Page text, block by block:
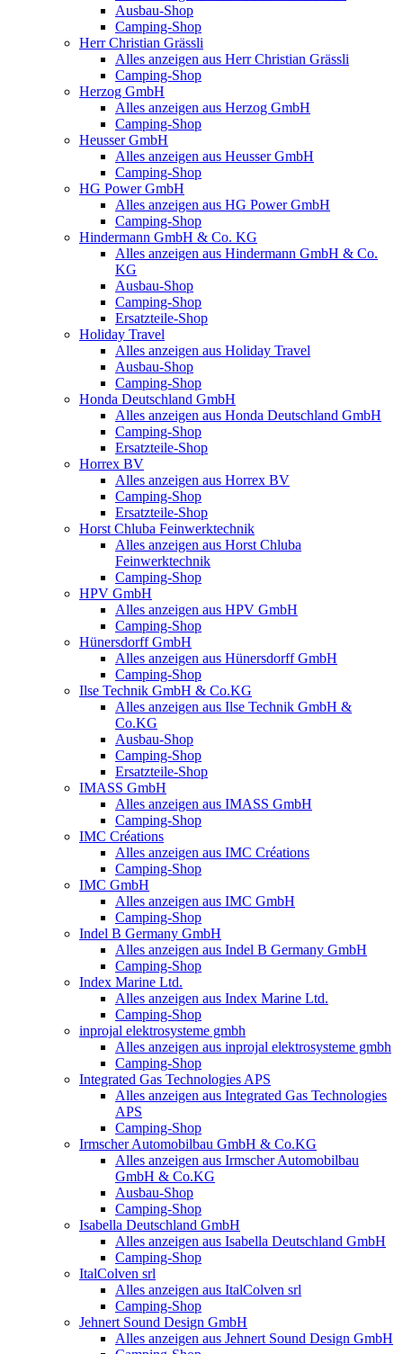
Ausbau-Shop
Camping-Shop
Herr Christian Grässli
Alles anzeigen aus Herr Christian Grässli
Camping-Shop
Herzog GmbH
Alles anzeigen aus Herzog GmbH
Camping-Shop
Heusser GmbH
Alles anzeigen aus Heusser GmbH
Camping-Shop
HG Power GmbH
Alles anzeigen aus HG Power GmbH
Camping-Shop
Hindermann GmbH & Co. KG
Alles anzeigen aus Hindermann GmbH & Co.
KG
Ausbau-Shop
Camping-Shop
Ersatzteile-Shop
Holiday Travel
Alles anzeigen aus Holiday Travel
Ausbau-Shop
Camping-Shop
Honda Deutschland GmbH
Alles anzeigen aus Honda Deutschland GmbH
Camping-Shop
Ersatzteile-Shop
Horrex BV
Alles anzeigen aus Horrex BV
Camping-Shop
Ersatzteile-Shop
Horst Chluba Feinwerktechnik
Alles anzeigen aus Horst Chluba
Feinwerktechnik
Camping-Shop
HPV GmbH
Alles anzeigen aus HPV GmbH
Camping-Shop
Hünersdorff GmbH
Alles anzeigen aus Hünersdorff GmbH
Camping-Shop
Ilse Technik GmbH & Co.KG
Alles anzeigen aus Ilse Technik GmbH &
Co.KG
Ausbau-Shop
Camping-Shop
Ersatzteile-Shop
IMASS GmbH
Alles anzeigen aus IMASS GmbH
Camping-Shop
IMC Créations
Alles anzeigen aus IMC Créations
Camping-Shop
IMC GmbH
Alles anzeigen aus IMC GmbH
Camping-Shop
Indel B Germany GmbH
Alles anzeigen aus Indel B Germany GmbH
Camping-Shop
Index Marine Ltd.
Alles anzeigen aus Index Marine Ltd.
Camping-Shop
inprojal elektrosysteme gmbh
Alles anzeigen aus inprojal elektrosysteme gmbh
Camping-Shop
Integrated Gas Technologies APS
Alles anzeigen aus Integrated Gas Technologies
APS
Camping-Shop
Irmscher Automobilbau GmbH & Co.KG
Alles anzeigen aus Irmscher Automobilbau
GmbH & Co.KG
Ausbau-Shop
Camping-Shop
Isabella Deutschland GmbH
Alles anzeigen aus Isabella Deutschland GmbH
Camping-Shop
ItalColven srl
Alles anzeigen aus ItalColven srl
Camping-Shop
Jehnert Sound Design GmbH
Alles anzeigen aus Jehnert Sound Design GmbH